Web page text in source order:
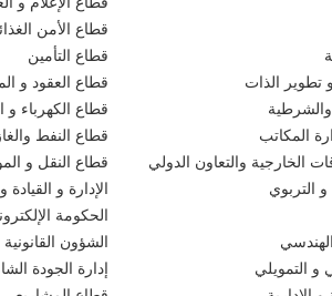
تطوير الذات
والشرطية
المكاتب
الخارجية والتعاون الدولي
و التربوي
و التمويلي
قطاع الأمن
قطاع التأمين
قطاع العقود و
قطاع الكهرباء و
قطاع النفط والغاز
قطاع النقل و
الإدارة و القيادة
الحكومة
الشؤون القانونية
إدارة الجودة